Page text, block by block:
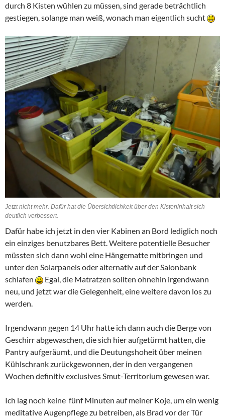
durch 8 Kisten wühlen zu müssen, sind gerade beträchtlich
gestiegen, solange man weiß, wonach man eigentlich sucht
Jetzt nicht mehr. Dafür hat die Übersichtlichkeit über den Kisteninhalt sich
deutlich verbessert.
Dafür habe ich jetzt in den vier Kabinen an Bord lediglich noch
ein einziges benutzbares Bett. Weitere potentielle Besucher
müssten sich dann wohl eine Hängematte mitbringen und
unter den Solarpanels oder alternativ auf der Salonbank
schlafen
Egal, die Matratzen sollten ohnehin irgendwann
neu, und jetzt war die Gelegenheit, eine weitere davon los zu
werden.
Irgendwann gegen 14 Uhr hatte ich dann auch die Berge von
Geschirr abgewaschen, die sich hier aufgetürmt hatten, die
Pantry aufgeräumt, und die Deutungshoheit über meinen
Kühlschrank zurückgewonnen, der in den vergangenen
Wochen definitiv exclusives Smut-Territorium gewesen war.
Ich lag noch keine fünf Minuten auf meiner Koje, um ein wenig
meditative Augenpflege zu betreiben, als Brad vor der Tür